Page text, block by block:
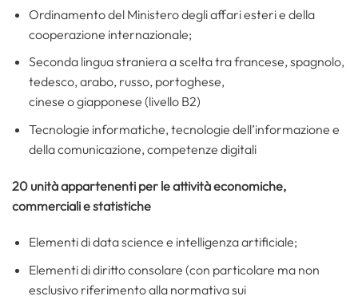
Ordinamento del Ministero degli affari esteri e della
cooperazione internazionale;
Seconda lingua straniera a scelta tra francese, spagnolo,
tedesco, arabo, russo, portoghese,
cinese o giapponese (livello B2)
Tecnologie informatiche, tecnologie dell’informazione e
della comunicazione, competenze digitali
20 unità appartenenti per le attività economiche,
commerciali e statistiche
Elementi di data science e intelligenza artificiale;
Elementi di diritto consolare (con particolare ma non
esclusivo riferimento alla normativa sui